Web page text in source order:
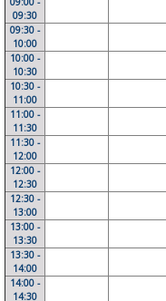
09:30
09:30 -
10:00
10:00 -
10:30
10:30 -
11:00
11:00 -
11:30
11:30 -
12:00
12:00 -
12:30
12:30 -
13:00
13:00 -
13:30
13:30 -
14:00
14:00 -
14:30